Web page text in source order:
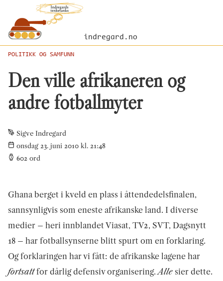
indregard.no
POLITIKK OG SAMFUNN
Den ville afrikaneren og
andre fotballmyter
Sigve Indregard
onsdag 23. juni 2010 kl. 21:48
602 ord
Ghana berget i kveld en plass i åttendedelsfinalen,
sannsynligvis som eneste afrikanske land. I diverse
medier – heri innblandet Viasat, TV2, SVT, Dagsnytt
18 – har fotballsynserne blitt spurt om en forklaring.
Og forklaringen har vi fått: de afrikanske lagene har
fortsattfor dårlig defensiv organisering. Alle sier dette.